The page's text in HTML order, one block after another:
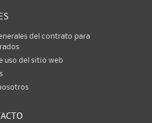
del contrato para
uso del sitio web